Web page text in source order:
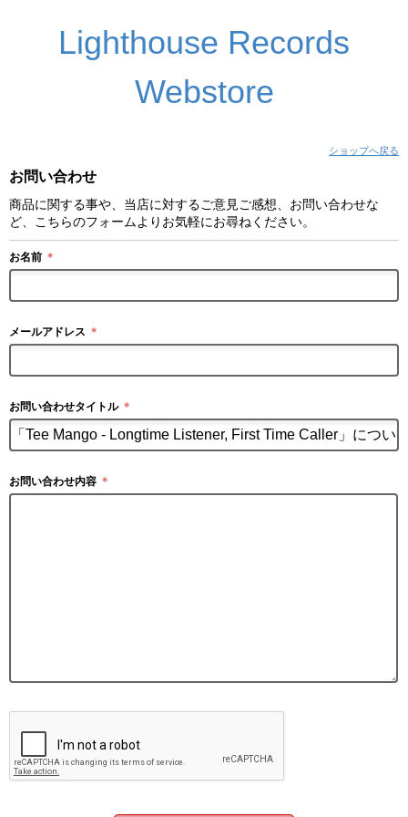
Lighthouse Records
Webstore
ショップへ戻る
お問い合わせ
商品に関する事や、当店に対するご意見ご感想、お問い合わせな
ど、こちらのフォームよりお気軽にお尋ねください。
お名前 ＊
メールアドレス ＊
お問い合わせタイトル ＊
お問い合わせ内容 ＊